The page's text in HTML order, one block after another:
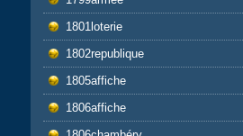
1801loterie
1802republique
1805affiche
1806affiche